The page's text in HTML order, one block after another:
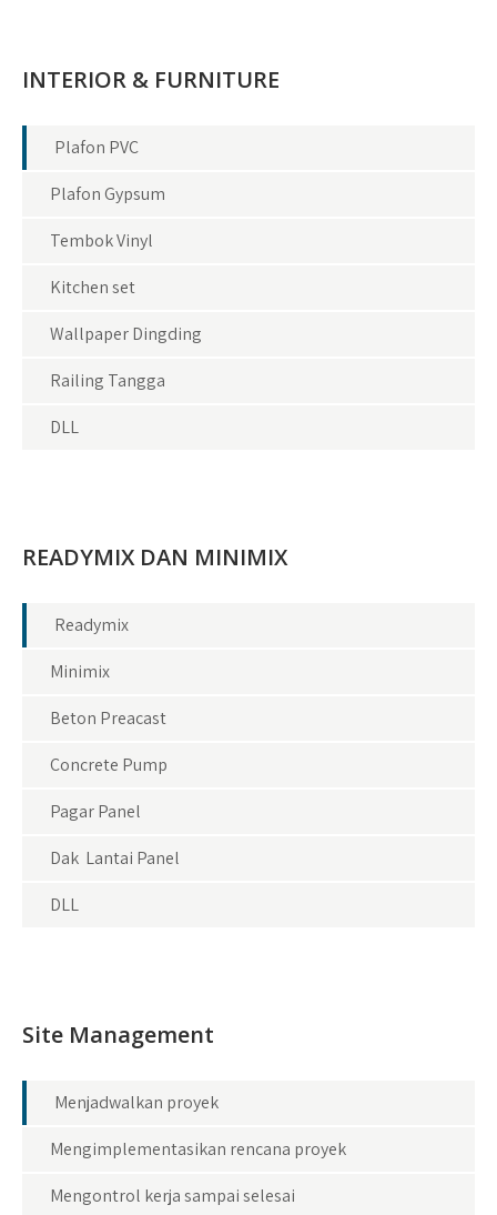
INTERIOR & FURNITURE
Plafon PVC
Plafon Gypsum
Tembok Vinyl
Kitchen set
Wallpaper Dingding
Railing Tangga
DLL
READYMIX DAN MINIMIX
Readymix
Minimix
Beton Preacast
Concrete Pump
Pagar Panel
Dak Lantai Panel
DLL
Site Management
Menjadwalkan proyek
Mengimplementasikan rencana proyek
Mengontrol kerja sampai selesai